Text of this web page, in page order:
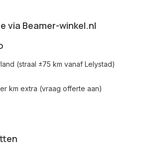
via Beamer-winkel.nl
(straal ±75 km vanaf Lelystad)
km extra (vraag offerte aan)